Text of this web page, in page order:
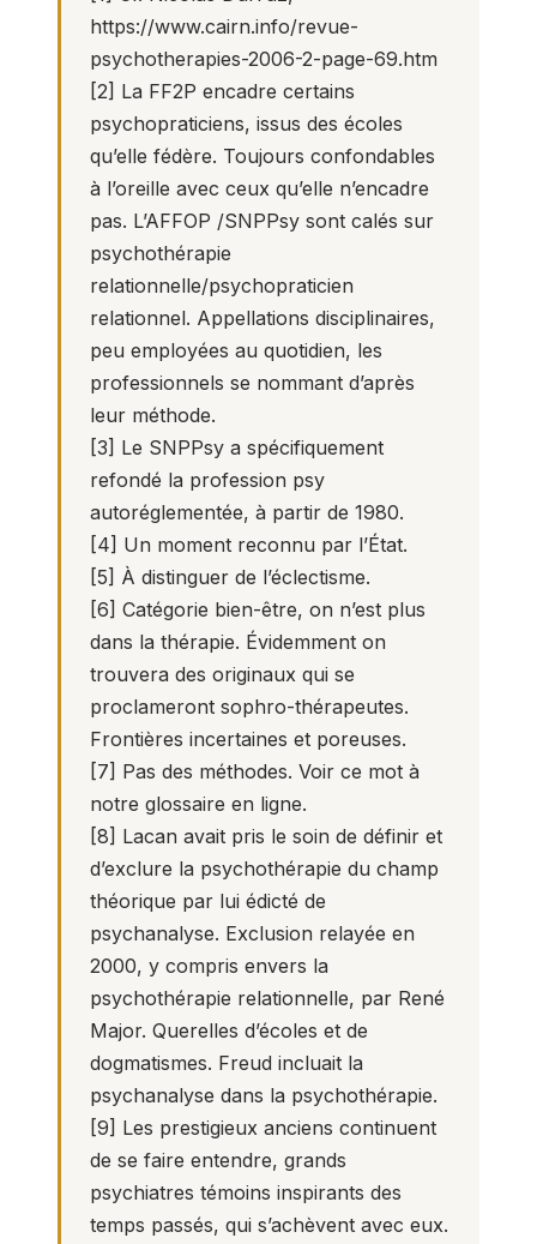
https://www.cairn.info/revue-
psychotherapies-2006-2-page-69.htm
[2] La FF2P encadre certains
psychopraticiens, issus des écoles
qu’elle fédère. Toujours confondables
à l’oreille avec ceux qu’elle n’encadre
pas. L’AFFOP /SNPPsy sont calés sur
psychothérapie
relationnelle/psychopraticien
relationnel. Appellations disciplinaires,
peu employées au quotidien, les
professionnels se nommant d’après
leur méthode.
[3] Le SNPPsy a spécifiquement
refondé la profession psy
autoréglementée, à partir de 1980.
[4] Un moment reconnu par l’État.
[5] À distinguer de l’éclectisme.
[6] Catégorie bien-être, on n’est plus
dans la thérapie. Évidemment on
trouvera des originaux qui se
proclameront sophro-thérapeutes.
Frontières incertaines et poreuses.
[7] Pas des méthodes. Voir ce mot à
notre glossaire en ligne.
[8] Lacan avait pris le soin de définir et
d’exclure la psychothérapie du champ
théorique par lui édicté de
psychanalyse. Exclusion relayée en
2000, y compris envers la
psychothérapie relationnelle, par René
Major. Querelles d’écoles et de
dogmatismes. Freud incluait la
psychanalyse dans la psychothérapie.
[9] Les prestigieux anciens continuent
de se faire entendre, grands
psychiatres témoins inspirants des
temps passés, qui s’achèvent avec eux.